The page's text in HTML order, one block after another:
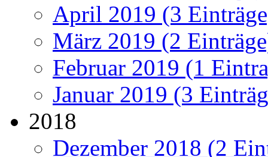
April 2019 (3
März 2019 (2
Februar 2019 (1
Januar 2019 (3
2018
Dezember 2018 (2